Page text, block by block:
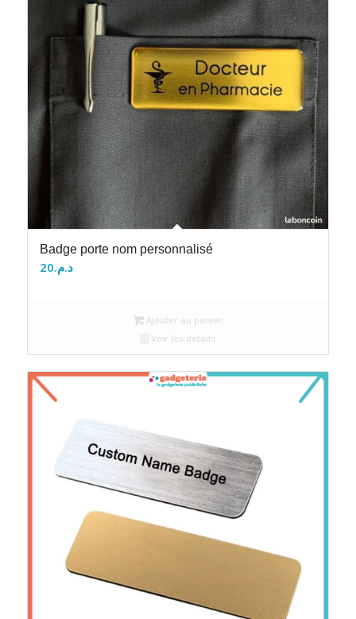
Badge porte nom personnalisé
د.م.20
Ajouter au panier
Voir les détails